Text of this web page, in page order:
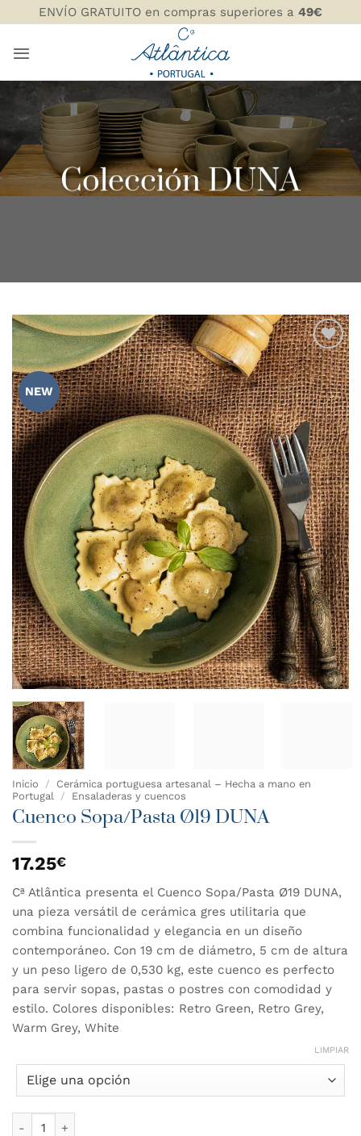
al
contenido
ENVÍO GRATUITO en compras superiores a 49€
Colección DUNA
NEW
AÑADIR
WISHLIST
Inicio /
Cerámica portuguesa artesanal – Hecha a mano en
Portugal
/ Ensaladeras y cuencos
Cuenco Sopa/Pasta Ø19 DUNA
17.25€
Cª Atlântica presenta el Cuenco Sopa/Pasta Ø19 DUNA,
una pieza versátil de cerámica gres utilitaria que
combina funcionalidad y elegancia en un diseño
contemporáneo. Con 19 cm de diámetro, 5 cm de altura
y un peso ligero de 0,530 kg, este cuenco es perfecto
para servir sopas, pastas o postres con comodidad y
estilo. Colores disponibles: Retro Green, Retro Grey,
Warm Grey, White
LIMPIAR